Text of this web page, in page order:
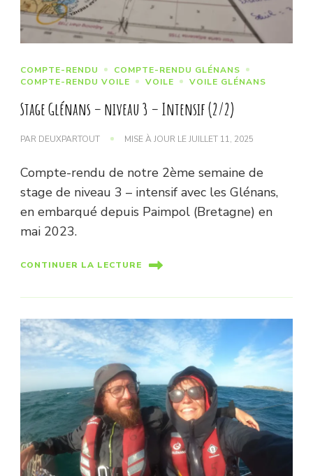
COMPTE-RENDU
COMPTE-RENDU GLÉNANS
COMPTE-RENDU VOILE
VOILE VOILE GLÉNANS
Stage Glénans – niveau 3 – Intensif (2/2)
PAR DEUXPARTOUT MISE À JOUR LEJUILLET 11, 2025
Compte-rendu de notre 2ème semaine de
stage de niveau 3 – intensif avec les Glénans,
en embarqué depuis Paimpol (Bretagne) en
mai 2023.
CONTINUER LA LECTURE